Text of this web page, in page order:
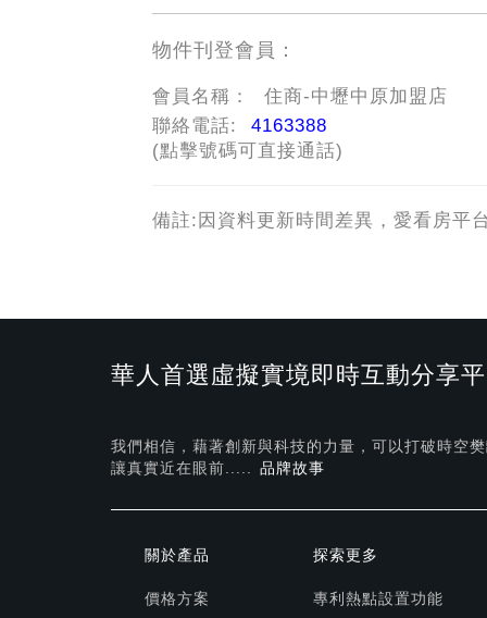
物件刊登會員：
會員名稱：
住商-中壢中原加盟店
聯絡電話:
4163388
(點擊號碼可直接通話)
備註:因資料更新時間差異，愛看房平
華人首選虛擬實境即時互動分享
我們相信，藉著創新與科技的力量，可以打破時空
讓真實近在眼前.....
品牌故事
關於產品
價格方案
探索更多
專利熱點設置功能